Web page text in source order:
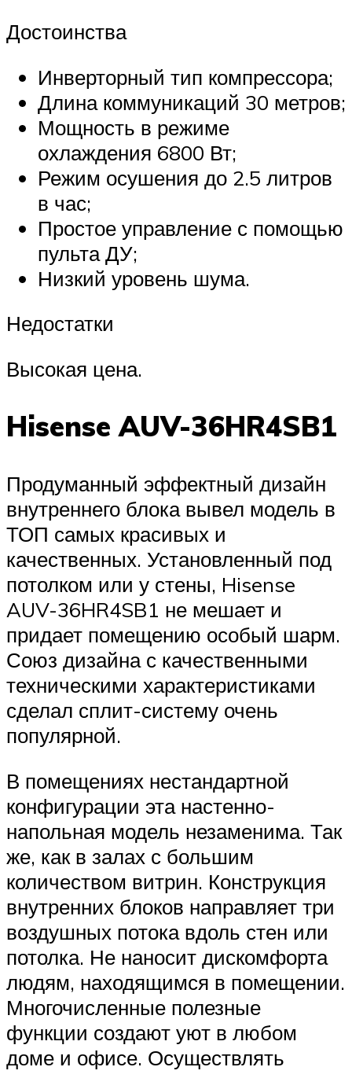
Достоинства
Инверторный тип компрессора;
Длина коммуникаций 30 метров;
Мощность в режиме
охлаждения 6800 Вт;
Режим осушения до 2.5 литров
в час;
Простое управление с помощью
пульта ДУ;
Низкий уровень шума.
Недостатки
Высокая цена.
Hisense AUV-36HR4SB1
Продуманный эффектный дизайн
внутреннего блока вывел модель в
ТОП самых красивых и
качественных. Установленный под
потолком или у стены, Hisense
AUV-36HR4SB1 не мешает и
придает помещению особый шарм.
Союз дизайна с качественными
техническими характеристиками
сделал сплит-систему очень
популярной.
В помещениях нестандартной
конфигурации эта настенно-
напольная модель незаменима. Так
же, как в залах с большим
количеством витрин. Конструкция
внутренних блоков направляет три
воздушных потока вдоль стен или
потолка. Не наносит дискомфорта
людям, находящимся в помещении.
Многочисленные полезные
функции создают уют в любом
доме и офисе. Осуществлять